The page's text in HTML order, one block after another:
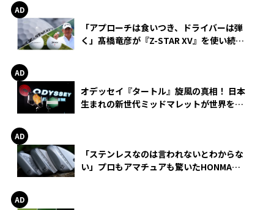
「アプローチは食いつき、ドライバーは弾
く」髙橋竜彦が『Z-STAR XV』を使い続け
オデッセイ『タートル』旋風の真相！ 日本
生まれの新世代ミッドマレットが世界を席
「ステンレスなのは言われないとわからな
い」プロもアマチュアも驚いたHONMA